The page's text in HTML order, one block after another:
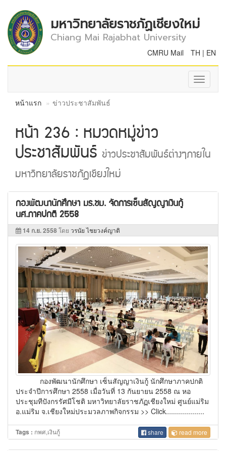
มหาวิทยาลัยราชภัฏเชียงใหม่
Chiang Mai Rajabhat University
CMRU Mail TH | EN
Toggle
หน้าแรก
ข่าวประชาสัมพันธ์
หน้า 236 : หมวดหมู่ข่าว
ประชาสัมพันธ์ ข่าวประชาสัมพันธ์ต่างๆภายใน
มหาวิทยาลัยราชภัฏเชียงใหม่
กองพัฒนานักศึกษา มร.ชม. จัดการเซ็นสัญญาเงินกู้
นศ.ภาคปกติ 2558
14 ก.ย. 2558โดย วรนัย ไชยวงค์ญาติ
กองพัฒนานักศึกษา เซ็นสัญญาเงินกู้ นักศึกษาภาคปกติ
ประจำปีการศึกษา 2558 เมื่อวันที่ 13 กันยายน 2558 ณ หอ
ประชุมทีปังกรรัศมีโชติ มหาวิทยาลัยราชภัฏเชียงใหม่ ศูนย์แม่ริม
อ.แม่ริม จ.เชียงใหม่ประมวลภาพกิจกรรม >> Click...................
Tags : กพศ,เงินกู้ share read more